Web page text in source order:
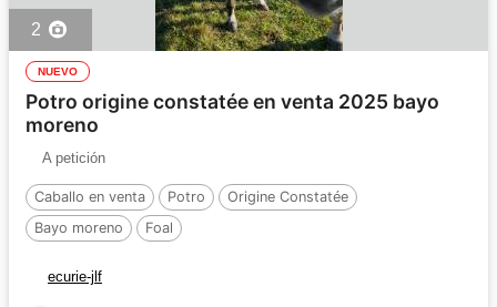
2
NUEVO
Potro origine constatée en venta 2025 bayo
moreno
A petición
Caballo en venta Potro
Origine Constatée
Bayo moreno
Foal
ecurie-jlf